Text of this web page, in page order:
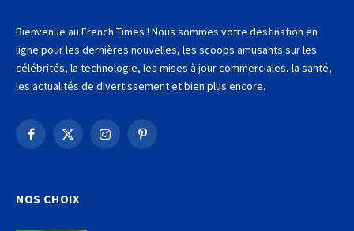
Bienvenue au French Times ! Nous sommes votre destination en
ligne pour les dernières nouvelles, les scoops amusants sur les
célébrités, la technologie, les mises à jour commerciales, la santé,
les actualités de divertissement et bien plus encore.
Facebook
X
InstagramPinterest
NOS CHOIX